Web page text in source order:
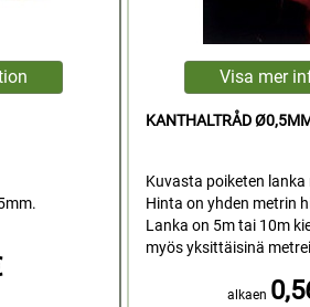
KANTHALTRÅD
Kuvasta poiketen
Hinta on yhden metrin
Lanka on 5m tai 10m
myös yksittäisinä
alkaen